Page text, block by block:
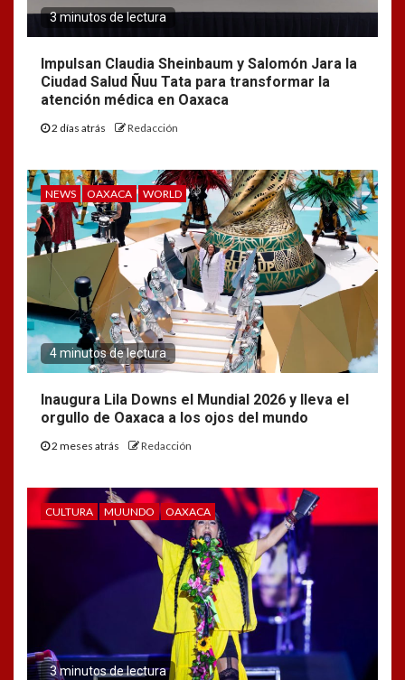
3 minutos de lectura
Impulsan Claudia Sheinbaum y Salomón Jara la
Ciudad Salud Ñuu Tata para transformar la
atención médica en Oaxaca
2 días atrás Redacción
NEWS OAXACA WORLD
4 minutos de lectura
Inaugura Lila Downs el Mundial 2026 y lleva el
orgullo de Oaxaca a los ojos del mundo
2 meses atrás Redacción
CULTURA MUUNDO OAXACA
3 minutos de lectura